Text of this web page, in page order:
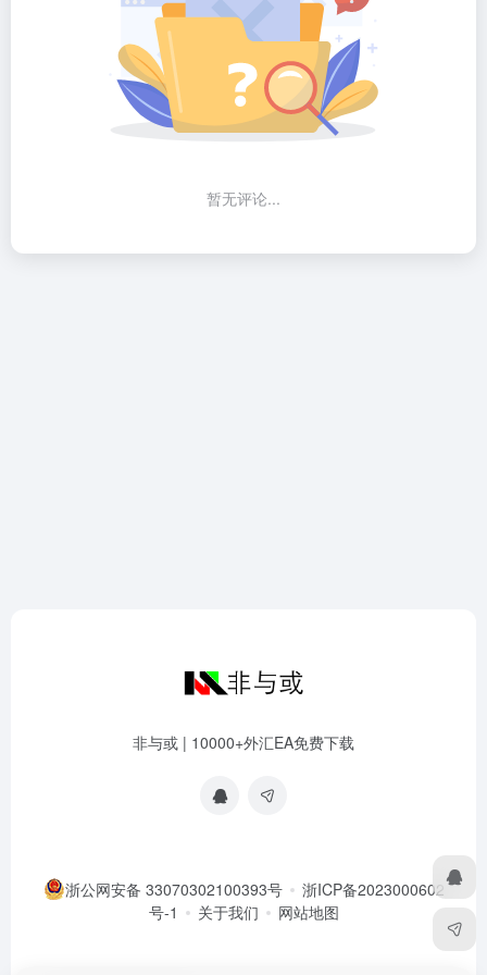
暂无评论...
非与或 | 10000+外汇EA免费下载
浙公网安备 33070302100393号
浙ICP备2023000602
号-1
关于我们 网站地图